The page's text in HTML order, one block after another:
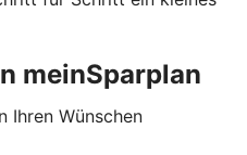
meinSparplan
Ihren Wünschen